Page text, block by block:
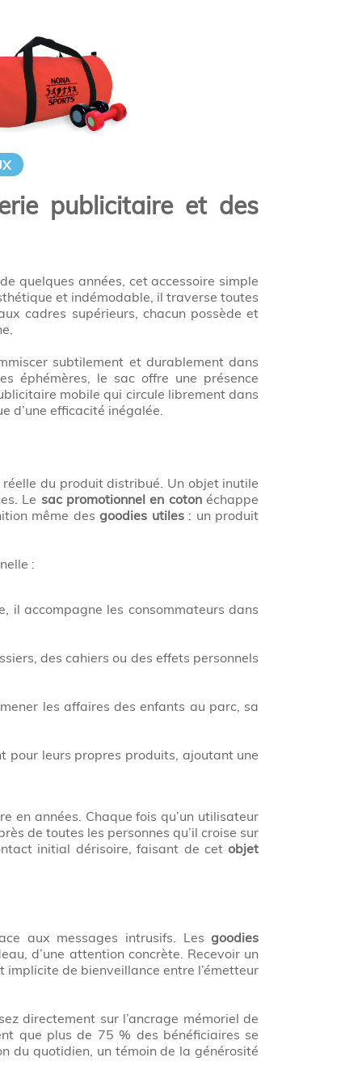
publicitaire et des
quelques années, cet accessoire simple
et indémodable, il traverse toutes
cadres supérieurs, chacun possède et
subtilement et durablement dans
éphémères, le sac offre une présence
mobile qui circule librement dans
d’une efficacité inégalée.
du produit distribué. Un objet inutile
Le sac promotionnel en cotonéchappe
même desgoodies utiles: un produit
:
accompagne les consommateurs dans
des cahiers ou des effets personnels
les affaires des enfants au parc, sa
pour leurs propres produits, ajoutant une
en années. Chaque fois qu’un utilisateur
de toutes les personnes qu’il croise sur
initial dérisoire, faisant de cetobjet
aux messages intrusifs. Lesgoodies
d’une attention concrète. Recevoir un
de bienveillance entre l’émetteur
directement sur l’ancrage mémoriel de
que plus de 75 % des bénéficiaires se
du quotidien, un témoin de la générosité